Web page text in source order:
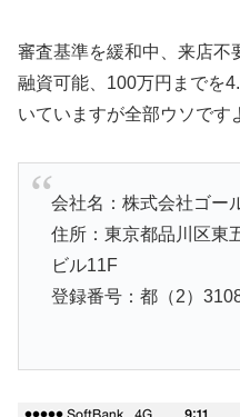
審査基準を緩和中、来店不
融資可能、100万円までを
いていますが全部ウソです
会社名：株式会社ゴー
住所：東京都品川区
ビル11F
登録番号：都（2）